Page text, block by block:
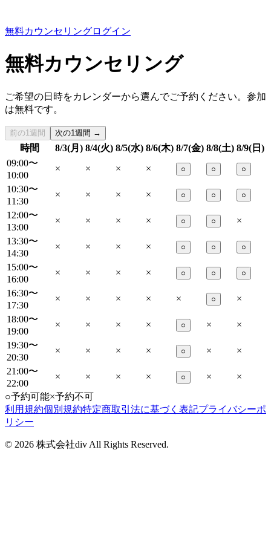
無料カウンセリングログイン
無料カウンセリング
ご希望の日時をカレンダーから選んでご予約ください。参加
は無料です。
前の1週間 次の1週間 →
時間 8/3(月) 8/4(火) 8/5(水) 8/6(木) 8/7(金) 8/8(土) 8/9(日)
09:00〜
10:00
× × × × ○ ○ ○
10:30〜
11:30
× × × × ○ ○ ○
12:00〜
13:00
× × × × ○ ○
×
13:30〜
14:30
× × × × ○ ○ ○
15:00〜
16:00
× × × × ○ ○ ○
16:30〜
17:30
× × × × × ○
×
18:00〜
19:00
× × × × ○ ×
×
19:30〜
20:30
× × × × ○ ×
×
21:00〜
22:00
× × × × ○ ×
×
○予約可能×予約不可
利用規約個別規約特定商取引法に基づく表記プライバシーポ
リシー
© 2026 株式会社div All Rights Reserved.